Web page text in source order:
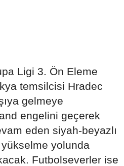
Ligi 3. Ön Eleme
temsilcisi Hradec
gelmeye
engelini geçerek
eden siyah-beyazlı
yolunda
Futbolseverler ise